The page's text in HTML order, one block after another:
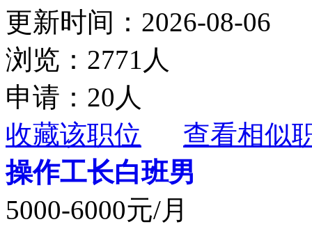
更新时间：2026-08-06
浏览：2771人
申请：20人
收藏该职位
查看相似
操作工长白班男
5000-6000元/月